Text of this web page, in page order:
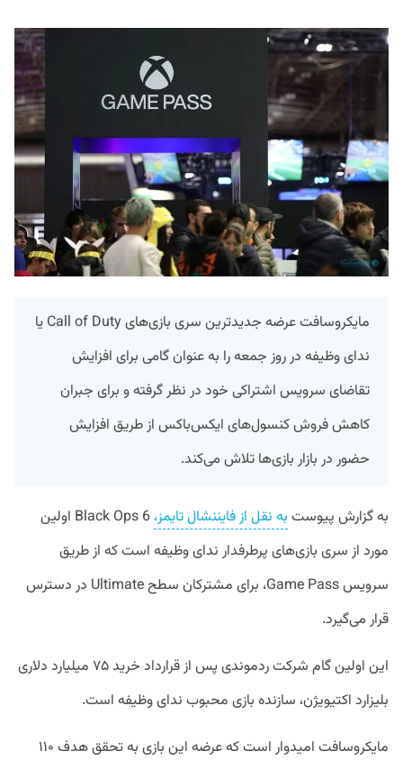
مایکروسافت عرضه جدید‌ترین سری بازی‌های Call of Duty یا
ندای وظیفه در روز جمعه را به عنوان گامی برای افزایش
تقاضای سرویس اشتراکی خود در نظر گرفته و برای جبران
کاهش فروش کنسول‌های ایکس‌باکس از طریق افزایش
حضور در بازار بازی‌ها تلاش می‌کند.
به گزارش پیوست به نقل از فایننشال تایمز،
Black Ops 6 اولین
مورد از سری بازی‌های پرطرفدار ندای وظیفه است که از طریق
سرویس Game Pass، برای مشترکان سطح Ultimate در دسترس
قرار می‌گیرد.
این اولین گام شرکت ردموندی پس از قرارداد خرید ۷۵ میلیارد دلاری
بلیزارد اکتیویژن، سازنده بازی‌ محبوب ندای وظیفه است.
مایکروسافت امیدوار است که عرضه این بازی به تحقق هدف ۱۱۰